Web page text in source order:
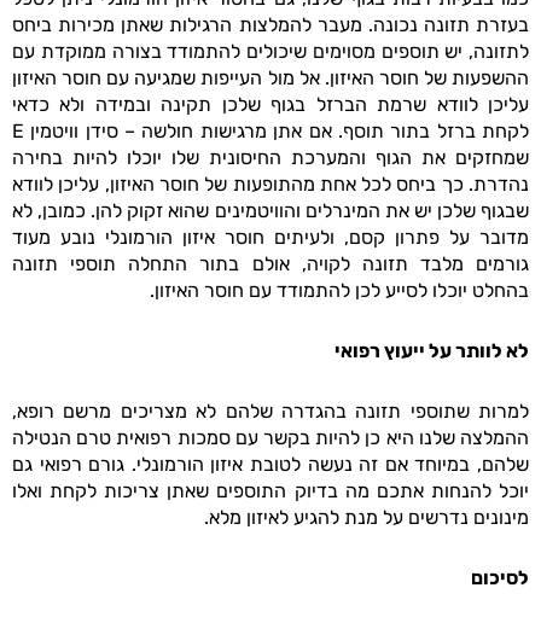
בעזרת תזונה נכונה. מעבר להמלצות הרגילות שאתן מכירות ביחס
לתזונה, יש תוספים מסוימים שיכולים להתמודד בצורה ממוקדת עם
ההשפעות של חוסר האיזון. אל מול העייפות שמגיעה עם חוסר האיזון
עליכן לוודא שרמת הברזל בגוף שלכן תקינה ובמידה ולא כדאי
לקחת ברזל בתור תוסף. אם אתן מרגישות חולשה – סידן וויטמין E
שמחזקים את הגוף והמערכת החיסונית שלו יוכלו להיות בחירה
נהדרת. כך ביחס לכל אחת מהתופעות של חוסר האיזון, עליכן לוודא
שבגוף שלכן יש את המינרלים והוויטמינים שהוא זקוק להן. כמובן, לא
מדובר על פתרון קסם, ולעיתים חוסר איזון הורמונלי נובע מעוד
גורמים מלבד תזונה לקויה, אולם בתור התחלה תוספי תזונה
בהחלט יוכלו לסייע לכן להתמודד עם חוסר האיזון.
לא לוותר על ייעוץ רפואי
למרות שתוספי תזונה בהגדרה שלהם לא מצריכים מרשם רופא,
ההמלצה שלנו היא כן להיות בקשר עם סמכות רפואית טרם הנטילה
שלהם, במיוחד אם זה נעשה לטובת איזון הורמונלי. גורם רפואי גם
יוכל להנחות אתכם מה בדיוק התוספים שאתן צריכות לקחת ואלו
מינונים נדרשים על מנת להגיע לאיזון מלא.
לסיכום